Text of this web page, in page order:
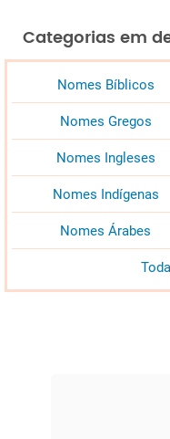
Categorias em
Nomes Bíblicos
Nomes Gregos
Nomes Ingleses
Nomes Indígenas
Nomes Árabes